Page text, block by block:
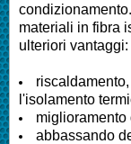
materiali in fibra
ulteriori vantaggi:
l'isolamento
abbassando